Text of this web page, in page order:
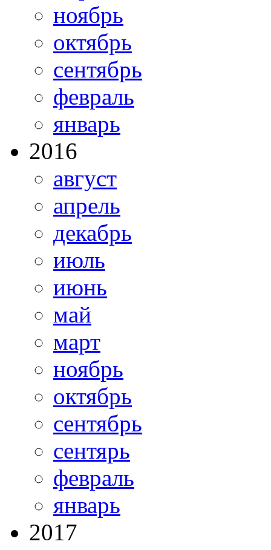
ноябрь
октябрь
сентябрь
февраль
январь
2016
август
апрель
декабрь
июль
июнь
май
март
ноябрь
октябрь
сентябрь
сентярь
февраль
январь
2017